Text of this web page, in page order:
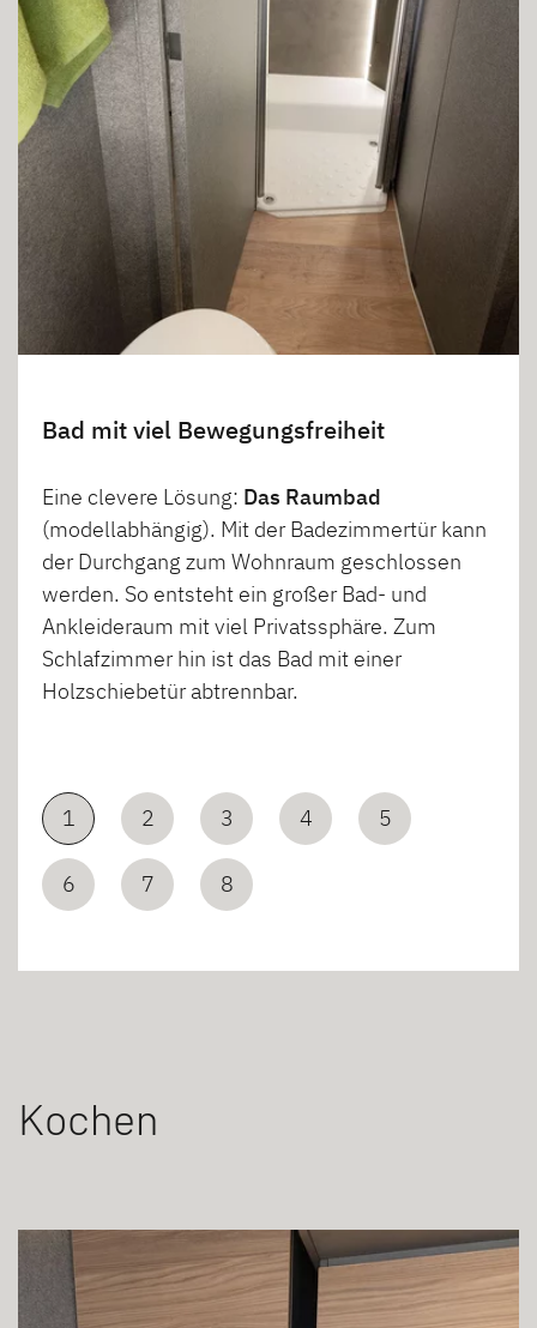
Bad mit viel Bewegungsfreiheit
Eine clevere Lösung: Das Raumbad
(modellabhängig). Mit der Badezimmertür kann
der Durchgang zum Wohnraum geschlossen
werden. So entsteht ein großer Bad- und
Ankleideraum mit viel Privatssphäre. Zum
Schlafzimmer hin ist das Bad mit einer
Holzschiebetür abtrennbar.
1 2 3 4 5
6 7 8
Kochen